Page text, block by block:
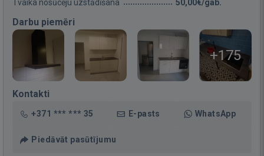
Tvaika nosūcēju uzstādīšana 50,00€/gab.
Darbu piemēri
+175
Kontakti
+371 *** *** 35 E-pasts WhatsApp
Piedāvāt pasūtījumu